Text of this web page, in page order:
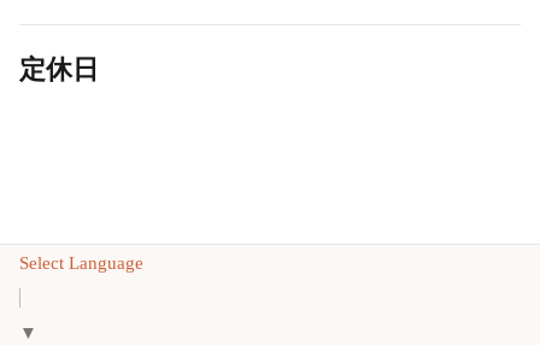
定休日
Select Language
▼